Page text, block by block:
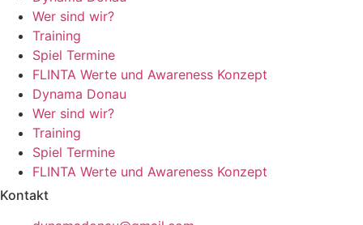
Wer sind wir?
Training
Spiel Termine
FLINTA Werte und Awareness Konzept
Dynama Donau
Wer sind wir?
Training
Spiel Termine
FLINTA Werte und Awareness Konzept
Kontakt